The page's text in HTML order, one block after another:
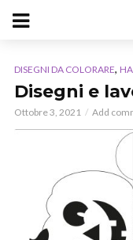
DISEGNI DA COLORARE,
Disegni e
Ottobre 3, 2021 Add